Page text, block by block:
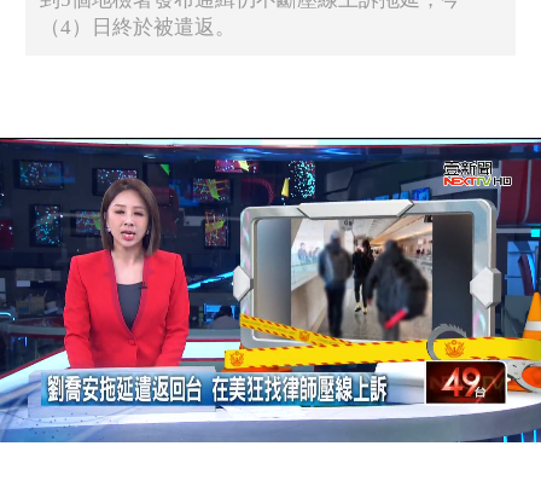
（4）日終於被遣返。